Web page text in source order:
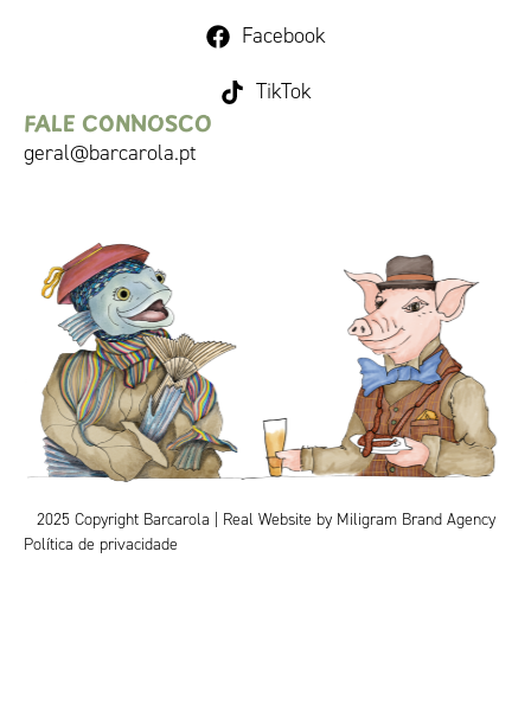
Facebook
TikTok
FALE CONNOSCO
geral@barcarola.pt
2025 Copyright Barcarola | Real Website by Miligram Brand Agency
Política de privacidade